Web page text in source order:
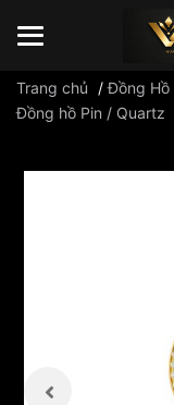
Trang chủ /Đồng Hồ
Đồng hồ Pin / Quartz